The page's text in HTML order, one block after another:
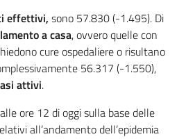
effettivi, sono 57.830 (-1.495). Di
a casa, ovvero quelle con
cure ospedaliere o risultano
56.317 (-1.550),
attivi.
ore 12 di oggi sulla base delle
all’andamento dell’epidemia